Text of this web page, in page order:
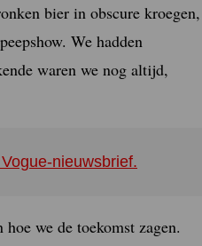
bier in obscure kroegen,
We hadden
waren we nog altijd,
nieuwsbrief.
we de toekomst zagen.